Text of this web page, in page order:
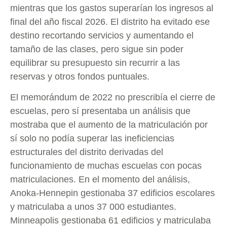
mientras que los gastos superarían los ingresos al
final del año fiscal 2026. El distrito ha evitado ese
destino recortando servicios y aumentando el
tamaño de las clases, pero sigue sin poder
equilibrar su presupuesto sin recurrir a las
reservas y otros fondos puntuales.
El memorándum de 2022 no prescribía el cierre de
escuelas, pero sí presentaba un análisis que
mostraba que el aumento de la matriculación por
sí solo no podía superar las ineficiencias
estructurales del distrito derivadas del
funcionamiento de muchas escuelas con pocas
matriculaciones. En el momento del análisis,
Anoka-Hennepin gestionaba 37 edificios escolares
y matriculaba a unos 37 000 estudiantes.
Minneapolis gestionaba 61 edificios y matriculaba